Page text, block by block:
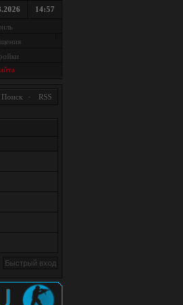
14:57
Поиск · RSS